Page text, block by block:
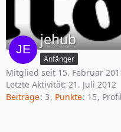
jehub
Anfänger
Mitglied seit 15. Februar
Letzte Aktivität: 21. Juli 2012
Beiträge 3 Punkte 15